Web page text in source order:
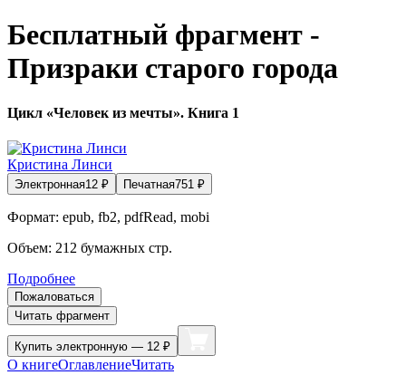
Бесплатный фрагмент -
Призраки старого города
Цикл «Человек из мечты». Книга 1
Кристина Линси
Электронная12 ₽ Печатная751 ₽
Формат: epub, fb2, pdfRead, mobi
Объем: 212 бумажных стр.
Подробнее
Пожаловаться
Читать фрагмент
Купить электронную — 12 ₽
О книгеОглавлениеЧитать